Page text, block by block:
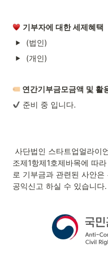
기부자에 대한 세제혜택
(법인)
(개인)
연간기부금모금액 및 활
준비 중 입니다.
조제1항제1호제바목에 따
로 기부금과 관련된 사안
공익신고 하실 수 있습니다.